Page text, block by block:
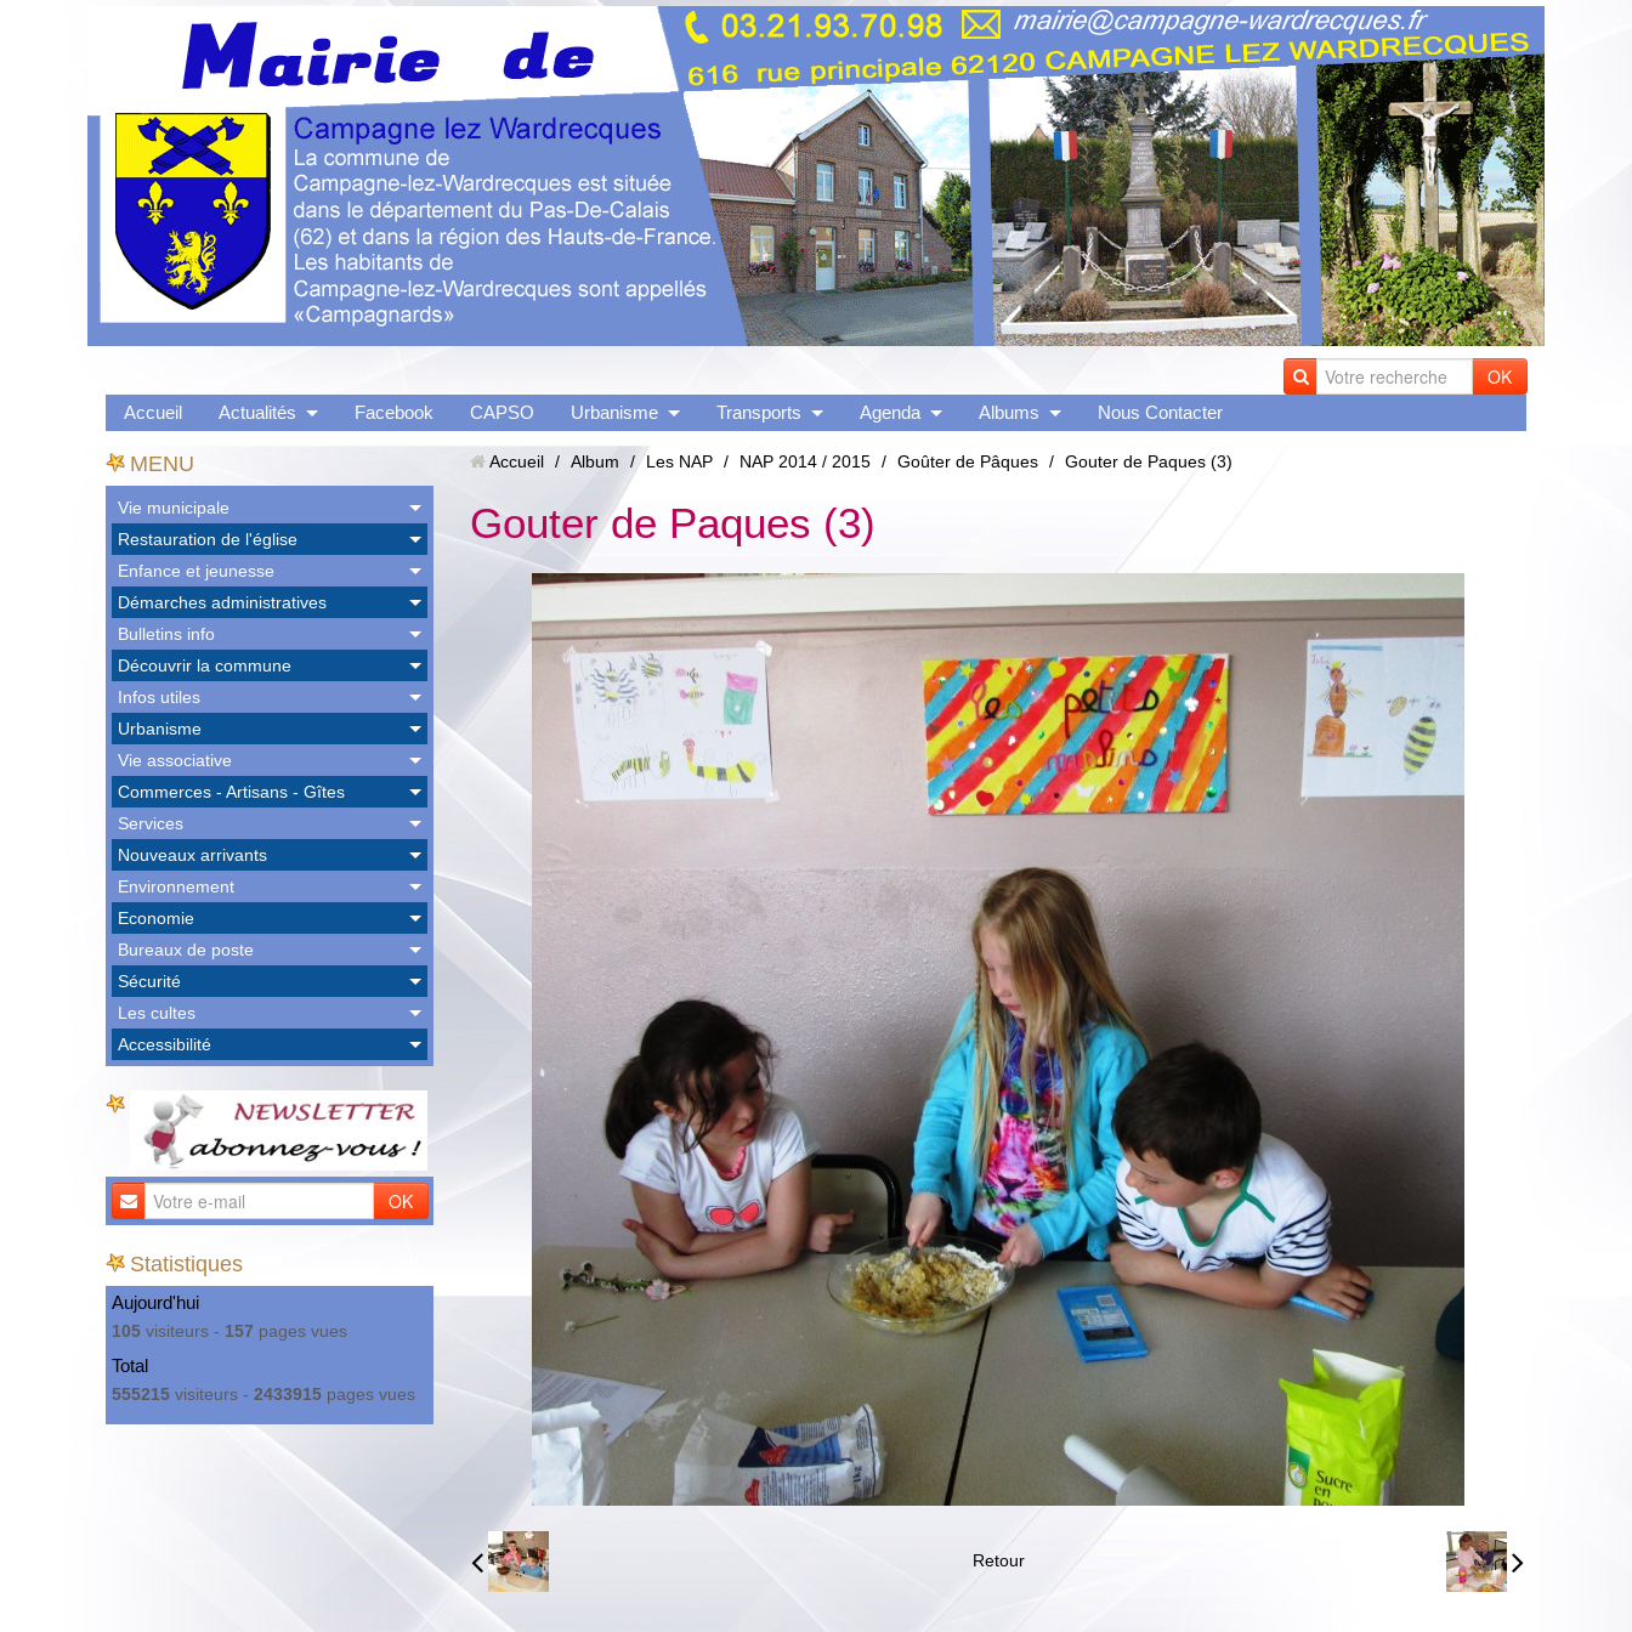
OK
Accueil Actualités Facebook CAPSO Urbanisme Transports Agenda Albums Nous Contacter
MENU
Vie municipale
Restauration de l'église
Enfance et jeunesse
Démarches administratives
Bulletins info
Découvrir la commune
Infos utiles
Urbanisme
Vie associative
Commerces - Artisans - Gîtes
Services
Nouveaux arrivants
Environnement
Economie
Bureaux de poste
Sécurité
Les cultes
Accessibilité
OK
Statistiques
Aujourd'hui
105 visiteurs - 157 pages vues
Total
555215 visiteurs - 2433915 pages vues
Accueil / Album / Les NAP / NAP 2014 / 2015 / Goûter de Pâques / Gouter de Paques (3)
Gouter de Paques (3)
Retour